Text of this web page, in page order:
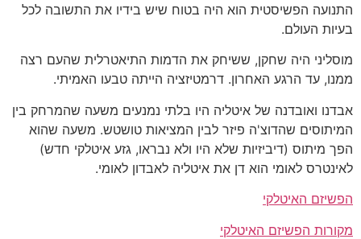
התנועה הפשיסטית הוא היה בטוח שיש בידיו את התשובה לכל
בעיות העולם.
מוסליני היה שחקן, ששיחק את הדמות התיאטרלית שהעם רצה
ממנו, עד הרגע האחרון. דרמטיזציה הייתה טבעו האמיתי.
אבדנו ואובדנה של איטליה היו בלתי נמנעים משעה שהמרחק בין
המיתוסים שהדוצ'ה פיזר לבין המציאות טושטש. משעה שהוא
הפך מיתוס (דיביזיות שלא היו ולא נבראו, גזע איטלקי חדש)
לאינטרס לאומי הוא דן את איטליה לאבדון לאומי.
הפשיזם האיטלקי
מקורות הפשיזם האיטלקי